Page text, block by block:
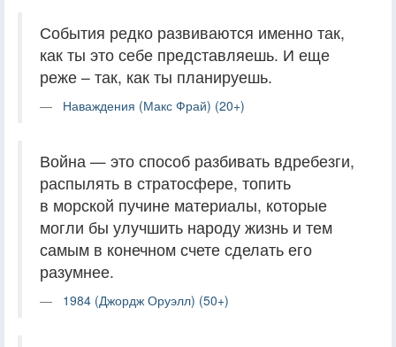
События редко развиваются именно так,
как ты это себе представляешь. И еще
реже – так, как ты планируешь.
Наваждения (Макс Фрай) (20+)
Война — это способ разбивать вдребезги,
распылять в стратосфере, топить
в морской пучине материалы, которые
могли бы улучшить народу жизнь и тем
самым в конечном счете сделать его
разумнее.
1984 (Джордж Оруэлл) (50+)